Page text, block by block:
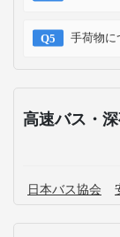
手荷物に
高速バス・
日本バス協会